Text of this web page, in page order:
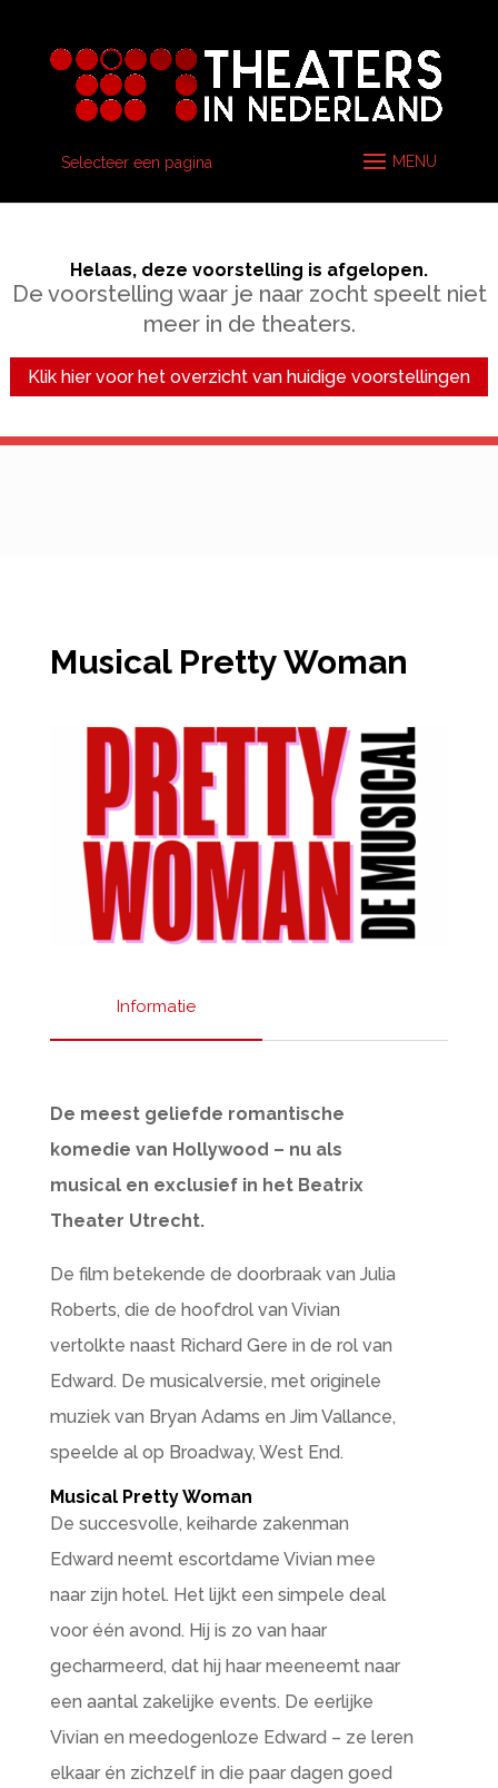
Selecteer een pagina
Helaas, deze voorstelling is afgelopen.
De voorstelling waar je naar zocht speelt niet
meer in de theaters.
Klik hier voor het overzicht van huidige voorstellingen
Musical Pretty Woman
Informatie
De meest geliefde romantische
komedie van Hollywood – nu als
musical en exclusief in het Beatrix
Theater Utrecht.
De film betekende de doorbraak van Julia
Roberts, die de hoofdrol van Vivian
vertolkte naast Richard Gere in de rol van
Edward. De musicalversie, met originele
muziek van Bryan Adams en Jim Vallance,
speelde al op Broadway, West End.
Musical Pretty Woman
De succesvolle, keiharde zakenman
Edward neemt escortdame Vivian mee
naar zijn hotel. Het lijkt een simpele deal
voor één avond. Hij is zo van haar
gecharmeerd, dat hij haar meeneemt naar
een aantal zakelijke events. De eerlijke
Vivian en meedogenloze Edward – ze leren
elkaar én zichzelf in die paar dagen goed